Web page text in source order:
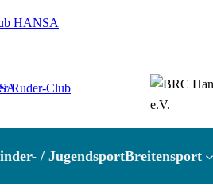
HANSA
/ JugendsportBreitensport